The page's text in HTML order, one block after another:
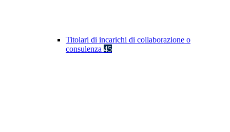
Titolari di incarichi di collaborazione o
consulenza 45